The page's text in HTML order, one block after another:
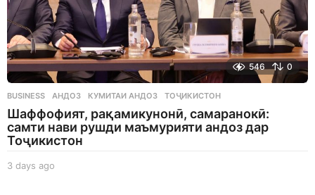
546 0
BUSINESS АНДОЗ ,КУМИТАИ АНДОЗ ,ТОҶИКИСТОН
Шаффофият, рақамикунонӣ, самаранокӣ:
самти нави рушди маъмурияти андоз дар
Тоҷикистон
3 days ago